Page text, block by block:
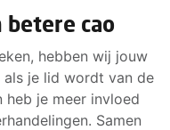
betere cao
hebben wij jouw
als je lid wordt van de
heb je meer invloed
Samen